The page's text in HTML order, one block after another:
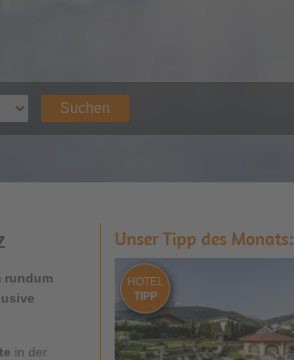
Suchen
rundum
in der
Unser Tipp des Monats:
HOTEL
TIPP